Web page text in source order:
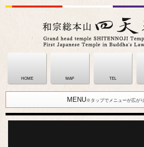
HOME MAP TEL
MENU※タップでメニューが広がり